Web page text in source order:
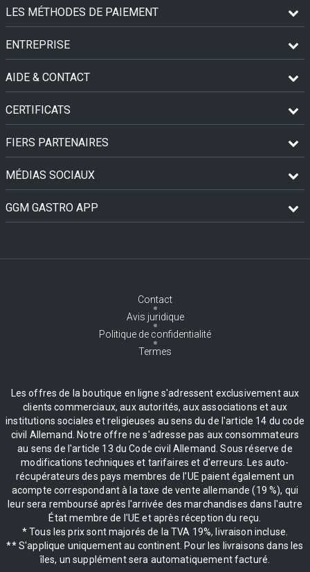
LES MÉTHODES DE PAIEMENT
ENTREPRISE
AIDE & CONTACT
CERTIFICATS
FIERS PARTENAIRES
MÉDIAS SOCIAUX
GGM GASTRO APP
Contact
Avis juridique
Politique de confidentialité
Termes
Les offres de la boutique en ligne s'adressent exclusivement aux
clients commerciaux, aux autorités, aux associations et aux
institutions sociales et religieuses au sens du de l'article 14 du code
civil Allemand. Notre offre ne s'adresse pas aux consommateurs
au sens de l'article 13 du Code civil Allemand. Sous réserve de
modifications techniques et tarifaires et d'erreurs. Les auto-
récupérateurs des pays membres de l'UE paient également un
acompte correspondant à la taxe de vente allemande (19 %), qui
leur sera remboursé après l'arrivée des marchandises dans l'autre
État membre de l'UE et après réception du reçu.
* Tous les prix sont majorés de la TVA 19%, livraison incluse.
** S'applique uniquement au continent. Pour les livraisons dans les
îles, un supplément sera automatiquement facturé.